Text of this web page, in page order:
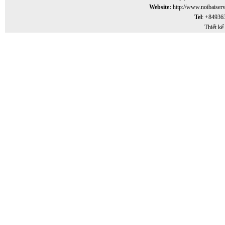
Website: http://
Tel:
Thiết kế